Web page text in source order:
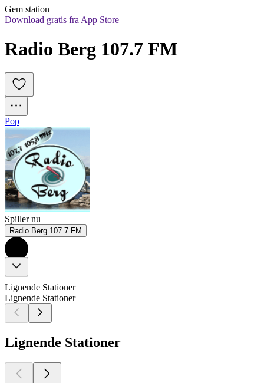
Gem station
Download gratis fra App Store
Radio Berg 107.7 FM
Pop
Spiller nu
Radio Berg 107.7 FM
Lignende Stationer
Lignende Stationer
Lignende Stationer